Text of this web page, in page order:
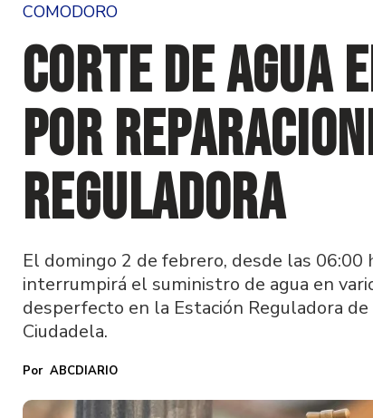
COMODORO
Corte de agua
por
reguladora
El domingo 2 de febrero, desde las 06:00
interrumpirá el suministro de agua en
desperfecto en la Estación Reguladora
Ciudadela.
ABCDIARIO